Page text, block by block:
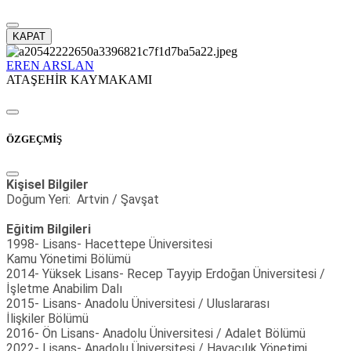
KAPAT
EREN ARSLAN
ATAŞEHİR KAYMAKAMI
ÖZGEÇMİŞ
Kişisel Bilgiler
Doğum Yeri: Artvin / Şavşat
Eğitim Bilgileri
1998- Lisans- Hacettepe Üniversitesi
Kamu Yönetimi Bölümü
2014- Yüksek Lisans- Recep Tayyip Erdoğan Üniversitesi /
İşletme Anabilim Dalı
2015- Lisans- Anadolu Üniversitesi / Uluslararası
İlişkiler Bölümü
2016- Ön Lisans- Anadolu Üniversitesi / Adalet Bölümü